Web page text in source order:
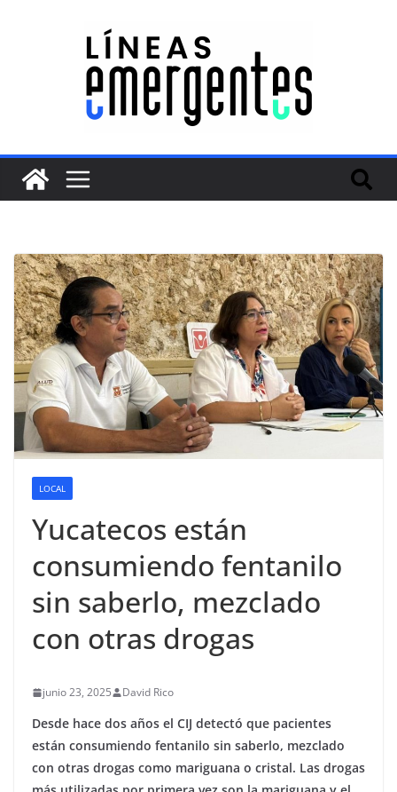
LOCAL
Yucatecos están
consumiendo fentanilo
sin saberlo, mezclado
con otras drogas
junio 23, 2025 David Rico
Desde hace dos años el CIJ detectó que pacientes
están consumiendo fentanilo sin saberlo, mezclado
con otras drogas como mariguana o cristal. Las drogas